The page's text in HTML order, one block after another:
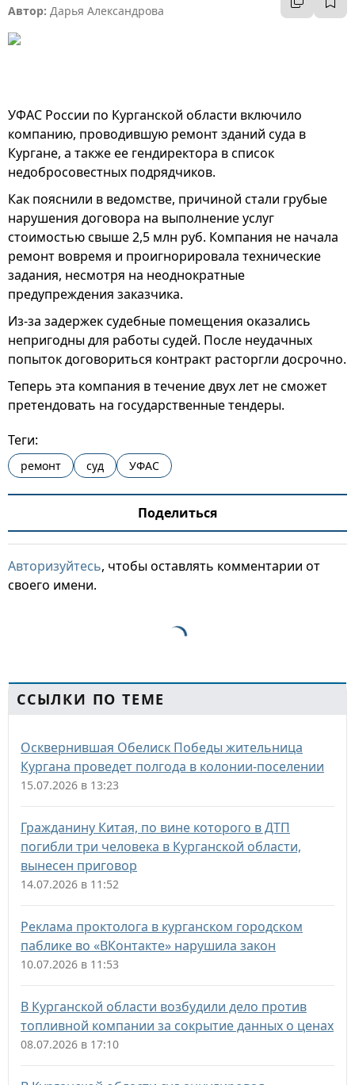
Автор: Дарья Александрова
УФАС России по Курганской области включило
компанию, проводившую ремонт зданий суда в
Кургане, а также ее гендиректора в список
недобросовестных подрядчиков.
Как пояснили в ведомстве, причиной стали грубые
нарушения договора на выполнение услуг
стоимостью свыше 2,5 млн руб. Компания не начала
ремонт вовремя и проигнорировала технические
задания, несмотря на неоднократные
предупреждения заказчика.
Из-за задержек судебные помещения оказались
непригодны для работы судей. После неудачных
попыток договориться контракт расторгли досрочно.
Теперь эта компания в течение двух лет не сможет
претендовать на государственные тендеры.
Теги:
ремонт суд УФАС
Поделиться
Авторизуйтесь, чтобы оставлять комментарии от
своего имени.
ССЫЛКИ ПО ТЕМЕ
Осквернившая Обелиск Победы жительница
Кургана проведет полгода в колонии-поселении
15.07.2026 в 13:23
Гражданину Китая, по вине которого в ДТП
погибли три человека в Курганской области,
вынесен приговор
14.07.2026 в 11:52
Реклама проктолога в курганском городском
паблике во «ВКонтакте» нарушила закон
10.07.2026 в 11:53
В Курганской области возбудили дело против
топливной компании за сокрытие данных о ценах
08.07.2026 в 17:10